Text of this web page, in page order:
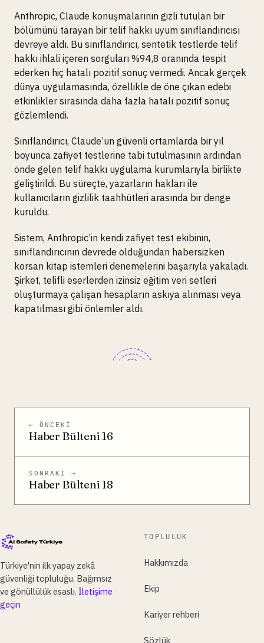
Anthropic, Claude konuşmalarının gizli tutulan bir
bölümünü tarayan bir telif hakkı uyum sınıflandırıcısı
devreye aldı. Bu sınıflandırıcı, sentetik testlerde telif
hakkı ihlali içeren sorguları %94,8 oranında tespit
ederken hiç hatalı pozitif sonuç vermedi. Ancak gerçek
dünya uygulamasında, özellikle de öne çıkan edebi
etkinlikler sırasında daha fazla hatalı pozitif sonuç
gözlemlendi.
Sınıflandırıcı, Claude’un güvenli ortamlarda bir yıl
boyunca zafiyet testlerine tabi tutulmasının ardından
önde gelen telif hakkı uygulama kurumlarıyla birlikte
geliştirildi. Bu süreçte, yazarların hakları ile
kullanıcıların gizlilik taahhütleri arasında bir denge
kuruldu.
Sistem, Anthropic’in kendi zafiyet test ekibinin,
sınıflandırıcının devrede olduğundan habersizken
korsan kitap istemleri denemelerini başarıyla yakaladı.
Şirket, telifli eserlerden izinsiz eğitim veri setleri
oluşturmaya çalışan hesapların askıya alınması veya
kapatılması gibi önlemler aldı.
← ÖNCEKI
Haber Bülteni 16
SONRAKI →
Haber Bülteni 18
Türkiye'nin ilk yapay zekâ
güvenliği topluluğu. Bağımsız
ve gönüllülük esaslı. İletişime
geçin
TOPLULUK
Hakkımızda
Ekip
Kariyer rehberi
Sözlük